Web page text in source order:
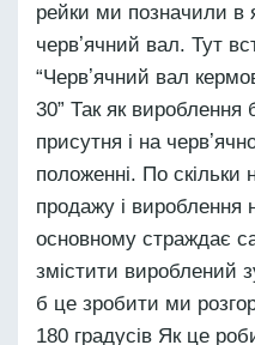
рейки ми позначили в
червʼячний вал. Тут
“Червʼячний вал
30” Так як
присутня і на
положенні. По скільки
продажу і вироблення
основному страждає
змістити вироблений
б це зробити ми
180 градусів Як це